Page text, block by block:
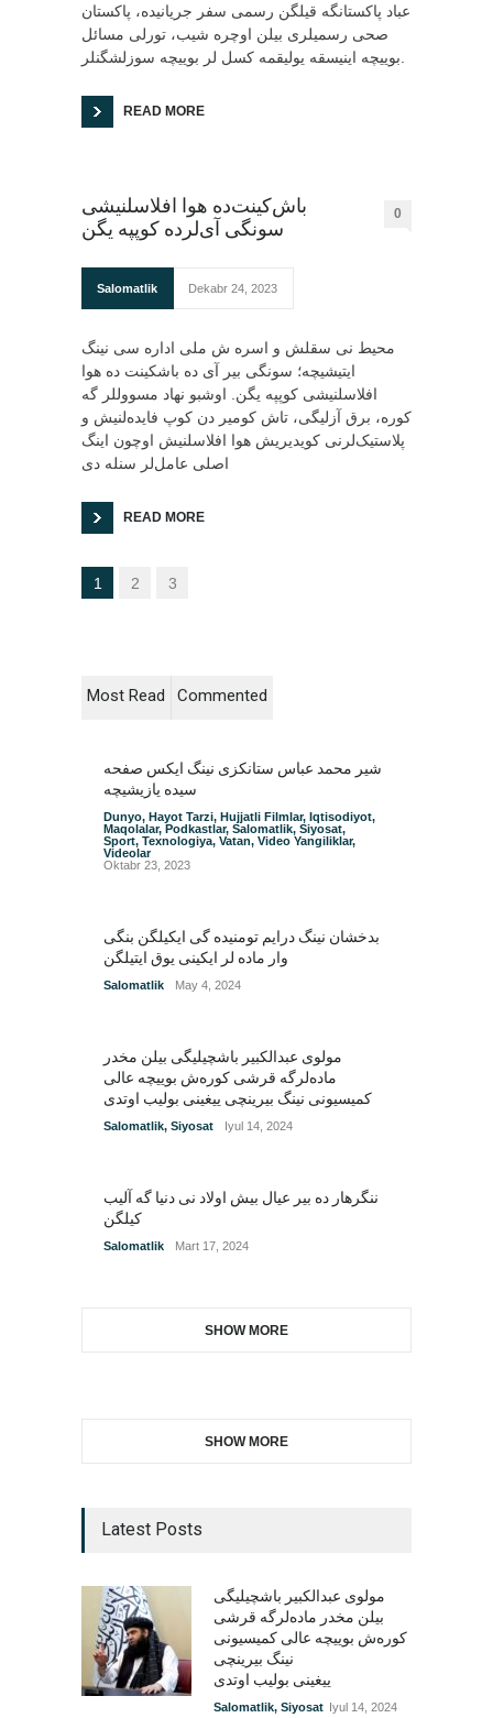
عباد پاکستانگه قیلگن رسمی سفر جریانیده، پاکستان
صحی رسمیلری بیلن اوچره شیب، تورلی مسائل
READ MORE
باش‌کینت‌ده هوا افلاسلنیشی
سونگی آی‌لرده کوپپه یگن
0
Salomatlik Dekabr 24, 2023
محیط نی سقلش و اسره ش ملی اداره سی نینگ
ایتیشیچه؛ سونگی بیر آی ده باشکینت ده هوا
افلاسلنیشی کوپپه یگن. اوشبو نهاد مسووللر گه
کوره، برق آزلیگی، تاش کومیر دن کوپ فایده‌لنیش و
پلاستیک‌لرنی کویدیریش هوا افلاسلنیش اوچون اینگ
اصلی عامل‌لر سنله دی
READ MORE
1 2 3
Most Read Commented
شیر محمد عباس ستانکزی نینگ ایکس صفحه
سیده یازیشیچه
Dunyo, Hayot Tarzi, Hujjatli Filmlar, Iqtisodiyot,
Maqolalar, Podkastlar, Salomatlik, Siyosat,
Sport, Texnologiya, Vatan, Video Yangiliklar,
Videolar
Oktabr 23, 2023
بدخشان نینگ درایم تومنیده گی ایکیلگن بنگی
وار ماده لر ایکینی یوق ایتیلگن
Salomatlik May 4, 2024
مولوی عبدالکبیر باشچیلیگی بیلن مخدر
ماده‌لرگه قرشی کوره‌ش بوییچه عالی
کمیسیونی نینگ بیرینچی ییغینی بولیب اوتدی
Salomatlik, Siyosat Iyul 14, 2024
ننگرهار ده بیر عیال بیش اولاد نی دنیا گه آلیب
کیلگن
Salomatlik Mart 17, 2024
SHOW MORE
SHOW MORE
Latest Posts
مولوی عبدالکبیر باشچیلیگی
بیلن مخدر ماده‌لرگه قرشی
کوره‌ش بوییچه عالی کمیسیونی
نینگ بیرینچی
ییغینی بولیب اوتدی
Salomatlik, Siyosat Iyul 14, 2024